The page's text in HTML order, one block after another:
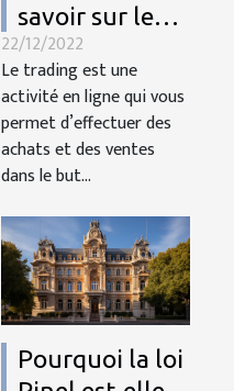
savoir sur le
trading ?
22/12/2022
Le trading est une
activité en ligne qui vous
permet d’effectuer des
achats et des ventes
dans le but...
Pourquoi la loi